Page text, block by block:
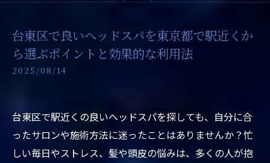
台東区で良いヘッドスパを東京都で駅近くか
ら選ぶポイントと効果的な利用法
2025/08/14
台東区で駅近くの良いヘッドスパを探しても、自分に合
ったサロンや施術方法に迷ったことはありませんか？忙
しい毎日やストレス、髪や頭皮の悩みは、多くの人が抱